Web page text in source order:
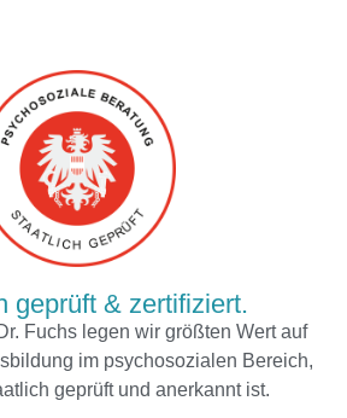
geprüft & zertifiziert.
Fuchs legen wir größten Wert auf
im psychosozialen Bereich,
geprüft und anerkannt ist.